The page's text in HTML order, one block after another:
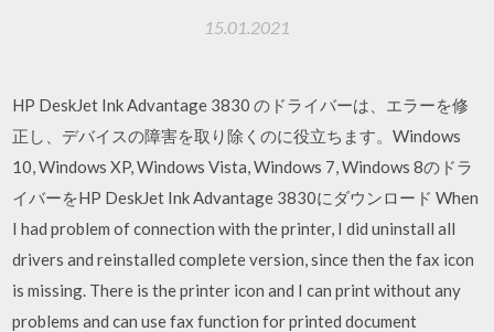
15.01.2021
HP DeskJet Ink Advantage 3830 のドライバーは、エラーを修
正し、デバイスの障害を取り除くのに役立ちます。Windows
10, Windows XP, Windows Vista, Windows 7, Windows 8のドラ
イバーをHP DeskJet Ink Advantage 3830にダウンロード When
I had problem of connection with the printer, I did uninstall all
drivers and reinstalled complete version, since then the fax icon
is missing. There is the printer icon and I can print without any
problems and can use fax function for printed document